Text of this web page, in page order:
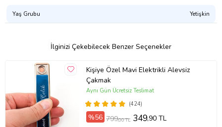
; Alev oluşturmaz herhangi bir tehlike arz etmez, elektrikle çalışır ve
çevre dostudur. Yoğun Isı yayar. Her türlü hava şartında rahatlık ile
Malzeme:Elektronik alevsiz dokunmatik çakmak, metal USB şarj,
metal rüzgar siperi.
Kullanım:Şarj bittikden sonra şarj cihazınızı şarjdan çıkarın.
Tungsten Bobini kızdırma sırasında yüksek ısı yayacağı için
kesinlikle kızaran tele ellemeyiniz, yanıklara sebep olacaktır.
Ürününüzü daha uzun ömürlü kullanabilmek için 5 Saniyeden fazla
açık tutmayınız.
Yaş Grubu Yetişkin
İlginizi Çekebilecek Benzer Seçenekler
Kişiye Özel Mavi Elektrikli Alevsiz
Çakmak
(424)
Aynı Gün Ücretsiz Teslimat
%56 799,00 TL 349,90 TL